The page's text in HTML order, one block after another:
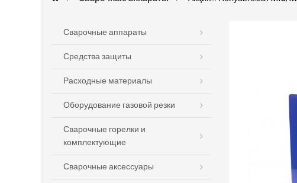
Сварочные аппараты
Средства защиты
Расходные материалы
Оборудование газовой резки
Сварочные горелки и
комплектующие
Сварочные аксессуары